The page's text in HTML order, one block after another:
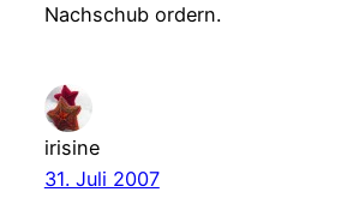
Nachschub ordern.
irisine
31. Juli 2007